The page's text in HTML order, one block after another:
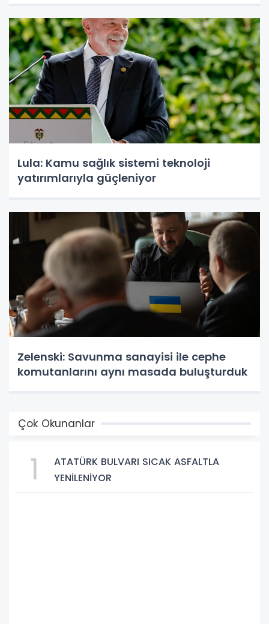
Lula: Kamu sağlık sistemi teknoloji
yatırımlarıyla güçleniyor
Zelenski: Savunma sanayisi ile cephe
komutanlarını aynı masada buluşturduk
Çok Okunanlar
1
ATATÜRK BULVARI SICAK ASFALTLA
YENİLENİYOR